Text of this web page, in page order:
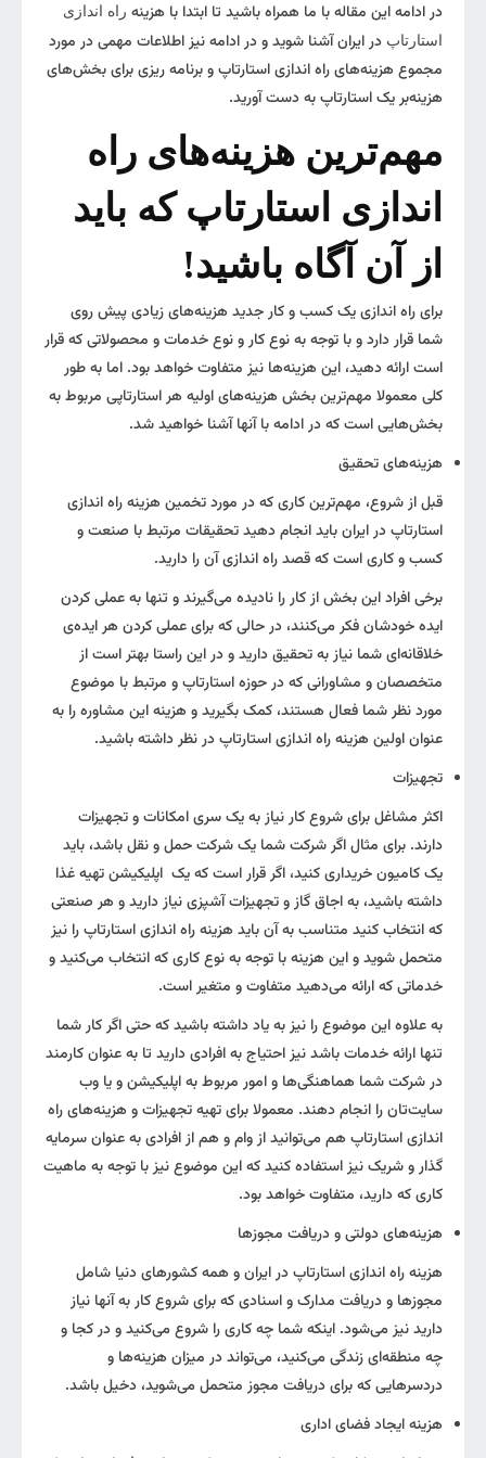
در ادامه این مقاله با ما همراه باشید تا ابتدا با هزینه راه ‌اندازی
استارتاپ در ایران آشنا شوید و در ادامه نیز اطلاعات مهمی در مورد
مجموع هزینه‌های راه اندازی استارتاپ و برنامه ریزی برای بخش‌های
هزینه‌بر یک استارتاپ به دست آورید.
مهم‌ترین هزینه‌های راه
اندازی استارتاپ که باید
از آن آگاه باشید!
برای راه اندازی یک کسب و کار جدید هزینه‌های زیادی پیش روی
شما قرار دارد و با توجه به نوع کار و نوع خدمات و محصولاتی که قرار
است ارائه دهید، این هزینه‌ها نیز متفاوت خواهد بود. اما به طور
کلی معمولا مهم‌ترین بخش هزینه‌های اولیه هر استارتاپی مربوط به
بخش‌هایی است که در ادامه با آنها آشنا خواهید شد.
هزینه‌های تحقیق
قبل از شروع، مهم‌ترین کاری که در مورد تخمین هزینه راه اندازی
استارتاپ در ایران باید انجام دهید تحقیقات مرتبط با صنعت و
کسب و کاری است که قصد راه اندازی آن را دارید.
برخی افراد این بخش از کار را نادیده می‌گیرند و تنها به عملی کردن
ایده خودشان فکر می‌کنند، در حالی که برای عملی کردن هر ایده‌ی
خلاقانه‌ای شما نیاز به تحقیق دارید و در این راستا بهتر است از
متخصصان و مشاورانی که در حوزه استارتاپ و مرتبط با موضوع
مورد نظر شما فعال هستند، کمک بگیرید و هزینه این مشاوره را به
عنوان اولین هزینه راه اندازی استارتاپ در نظر داشته باشید.
تجهیزات
اکثر مشاغل برای شروع کار نیاز به یک سری امکانات و تجهیزات
دارند. برای مثال اگر شرکت شما یک شرکت حمل و نقل باشد، باید
یک کامیون خریداری کنید، اگر قرار است که یک اپلیکیشن تهیه غذا
داشته باشید، به اجاق گاز و تجهیزات آشپزی نیاز دارید و هر صنعتی
که انتخاب کنید متناسب به آن باید هزینه‌ راه اندازی استارتاپ را نیز
متحمل شوید و این هزینه با توجه به نوع کاری که انتخاب می‌کنید و
خدماتی که ارائه می‌دهید متفاوت و متغیر است.
به علاوه این موضوع را نیز به یاد داشته باشید که حتی اگر کار شما
تنها ارائه خدمات باشد نیز احتیاج به افرادی دارید تا به عنوان کارمند
در شرکت شما هماهنگی‌ها و امور مربوط به اپلیکیشن و یا وب
سایت‌تان را انجام دهند. معمولا برای تهیه تجهیزات و هزینه‌های راه
اندازی استارتاپ هم می‌توانید از وام و هم از افرادی به عنوان سرمایه
گذار و شریک نیز استفاده کنید که این موضوع نیز با توجه به ماهیت
کاری که دارید، متفاوت خواهد بود.
هزینه‌های دولتی و دریافت مجوزها
هزینه راه اندازی استارتاپ در ایران و همه کشورهای دنیا شامل
مجوزها و دریافت مدارک و اسنادی که برای شروع کار به آنها نیاز
دارید نیز می‌شود. اینکه شما چه کاری را شروع می‌کنید و در کجا و
چه منطقه‌ای زندگی می‌کنید، می‌تواند در میزان هزینه‌ها و
دردسرهایی که برای دریافت مجوز متحمل می‌شوید، دخیل باشد.
هزینه ایجاد فضای اداری